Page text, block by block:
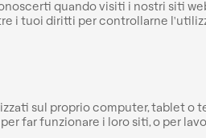
quando visiti i nostri siti
i tuoi diritti per controllarne
sul proprio computer, tablet o
far funzionare i loro siti, o per